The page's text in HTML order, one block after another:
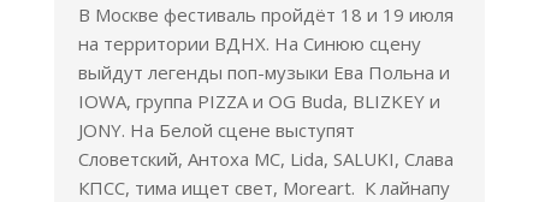
В Москве фестиваль пройдёт 18 и 19 июля
на территории ВДНХ. На Синюю сцену
выйдут легенды поп-музыки Ева Польна и
IOWA, группа PIZZA и OG Buda, BLIZKEY и
JONY. На Белой сцене выступят
Словетский, Антоха МС, Lida, SALUKI, Слава
КПСС, тима ищет свет, Moreart. К лайнапу